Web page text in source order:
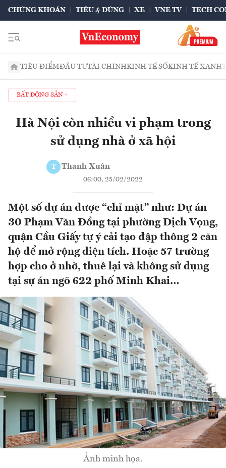
CHỨNG KHOÁN TIÊU & DÙNG XE VNE TV TECH
TIÊU ĐIỂMĐẦU TƯTÀI CHÍNHKINH TẾ SỐKINH TẾ XANH
BẤT ĐỘNG SẢN
Hà Nội còn nhiều vi phạm trong
sử dụng nhà ở xã hội
T Thanh Xuân
06:00, 25/02/2022
Một số dự án được “chỉ mặt” như: Dự án
30 Phạm Văn Đồng tại phường Dịch Vọng,
quận Cầu Giấy tự ý cải tạo đập thông 2 căn
hộ để mở rộng diện tích. Hoặc 57 trường
hợp cho ở nhờ, thuê lại và không sử dụng
tại sự án ngõ 622 phố Minh Khai…
Ảnh minh họa.